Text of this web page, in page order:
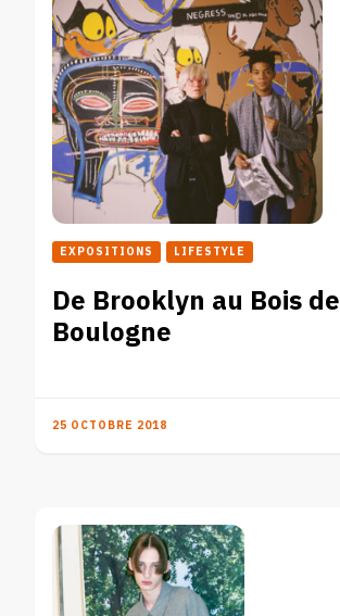
EXPOSITIONS LIFESTYLE
De Brooklyn au Bois de
Boulogne
25 OCTOBRE 2018